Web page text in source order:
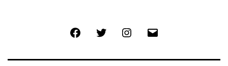
FacebookTwitter Instagram